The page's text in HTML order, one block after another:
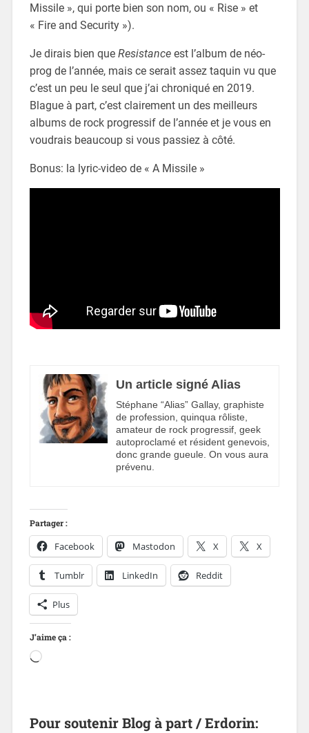
Missile », qui porte bien son nom, ou « Rise » et
« Fire and Security »).
Je dirais bien que Resistanceest l’album de néo-
prog de l’année, mais ce serait assez taquin vu que
c’est un peu le seul que j’ai chroniqué en 2019.
Blague à part, c’est clairement un des meilleurs
albums de rock progressif de l’année et je vous en
voudrais beaucoup si vous passiez à côté.
Bonus: la lyric-video de « A Missile »
Un article signé Alias
Stéphane “Alias” Gallay, graphiste
de profession, quinqua rôliste,
amateur de rock progressif, geek
autoproclamé et résident genevois,
donc grande gueule. On vous aura
prévenu.
Partager :
Facebook Mastodon X X
Tumblr LinkedIn Reddit
Plus
J’aime ça :
Pour soutenir Blog à part / Erdorin: